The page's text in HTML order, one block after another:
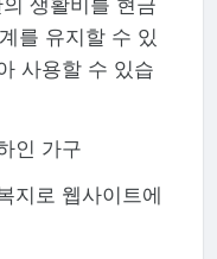
를 유지할 수 있
사용할 수 있습
인 가구
지로 웹사이트에